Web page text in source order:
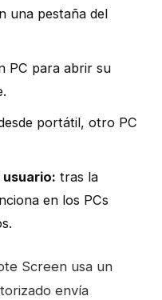
una pestaña del
PC para abrir su
portátil, otro PC
tras la
en los PCs
Screen usa un
envía